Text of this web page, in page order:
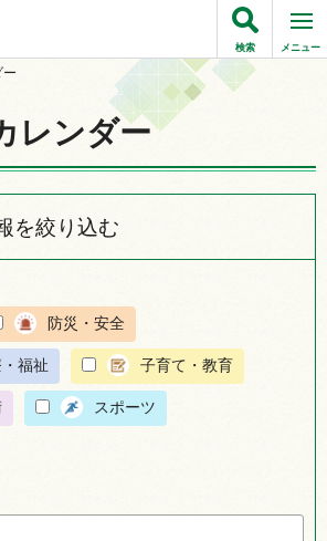
検索 メニュー
ー
レンダー
を絞り込む
防災・安全
福祉 子育て・教育
スポーツ